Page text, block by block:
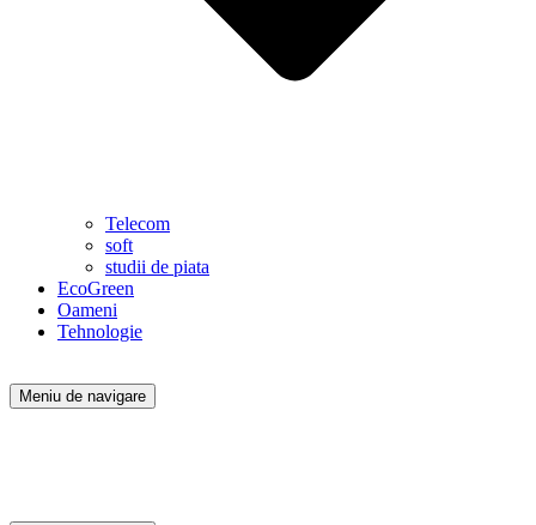
Telecom
soft
studii de piata
EcoGreen
Oameni
Tehnologie
Meniu de navigare